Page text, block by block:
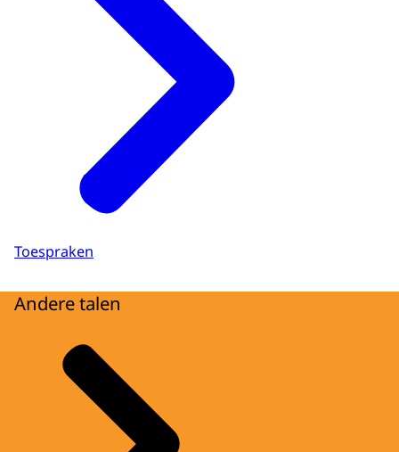
Toespraken
Andere talen